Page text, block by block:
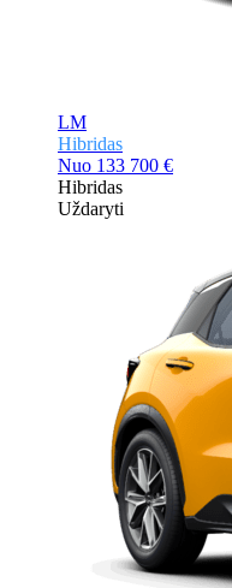
LM
Hibridas
Nuo 133 700 €
Hibridas
Uždaryti